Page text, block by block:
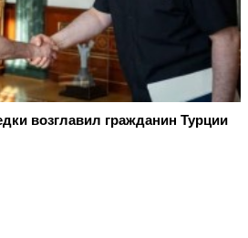
возглавил гражданин Турции